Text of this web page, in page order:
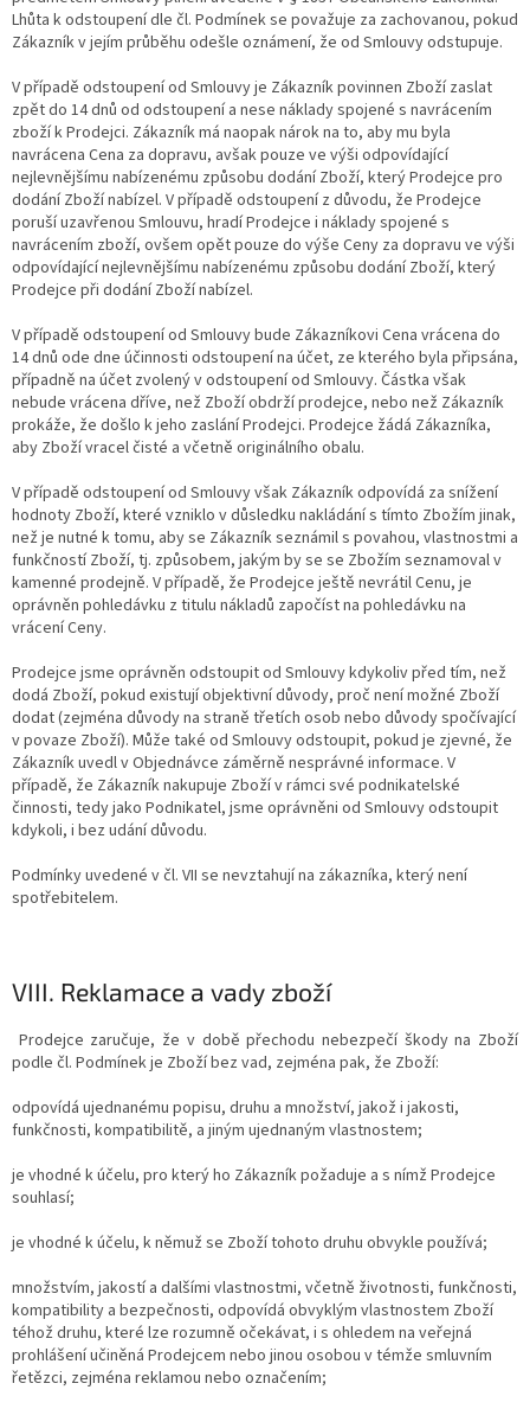
Lhůta k odstoupení dle čl. Podmínek se považuje za zachovanou, pokud
Zákazník v jejím průběhu odešle oznámení, že od Smlouvy odstupuje.
V případě odstoupení od Smlouvy je Zákazník povinnen Zboží zaslat
zpět do 14 dnů od odstoupení a nese náklady spojené s navrácením
zboží k Prodejci. Zákazník má naopak nárok na to, aby mu byla
navrácena Cena za dopravu, avšak pouze ve výši odpovídající
nejlevnějšímu nabízenému způsobu dodání Zboží, který Prodejce pro
dodání Zboží nabízel. V případě odstoupení z důvodu, že Prodejce
poruší uzavřenou Smlouvu, hradí Prodejce i náklady spojené s
navrácením zboží, ovšem opět pouze do výše Ceny za dopravu ve výši
odpovídající nejlevnějšímu nabízenému způsobu dodání Zboží, který
Prodejce při dodání Zboží nabízel.
V případě odstoupení od Smlouvy bude Zákazníkovi Cena vrácena do
14 dnů ode dne účinnosti odstoupení na účet, ze kterého byla připsána,
případně na účet zvolený v odstoupení od Smlouvy. Částka však
nebude vrácena dříve, než Zboží obdrží prodejce, nebo než Zákazník
prokáže, že došlo k jeho zaslání Prodejci. Prodejce žádá Zákazníka,
aby Zboží vracel čisté a včetně originálního obalu.
V případě odstoupení od Smlouvy však Zákazník odpovídá za snížení
hodnoty Zboží, které vzniklo v důsledku nakládání s tímto Zbožím jinak,
než je nutné k tomu, aby se Zákazník seznámil s povahou, vlastnostmi a
funkčností Zboží, tj. způsobem, jakým by se se Zbožím seznamoval v
kamenné prodejně. V případě, že Prodejce ještě nevrátil Cenu, je
oprávněn pohledávku z titulu nákladů započíst na pohledávku na
vrácení Ceny.
Prodejce jsme oprávněn odstoupit od Smlouvy kdykoliv před tím, než
dodá Zboží, pokud existují objektivní důvody, proč není možné Zboží
dodat (zejména důvody na straně třetích osob nebo důvody spočívající
v povaze Zboží). Může také od Smlouvy odstoupit, pokud je zjevné, že
Zákazník uvedl v Objednávce záměrně nesprávné informace. V
případě, že Zákazník nakupuje Zboží v rámci své podnikatelské
činnosti, tedy jako Podnikatel, jsme oprávněni od Smlouvy odstoupit
kdykoli, i bez udání důvodu.
Podmínky uvedené v čl. VII se nevztahují na zákazníka, který není
spotřebitelem.
VIII. Reklamace a vady zboží
Prodejce zaručuje, že v době přechodu nebezpečí škody na Zboží
podle čl. Podmínek je Zboží bez vad, zejména pak, že Zboží:
odpovídá ujednanému popisu, druhu a množství, jakož i jakosti,
funkčnosti, kompatibilitě, a jiným ujednaným vlastnostem;
je vhodné k účelu, pro který ho Zákazník požaduje a s nímž Prodejce
souhlasí;
je vhodné k účelu, k němuž se Zboží tohoto druhu obvykle používá;
množstvím, jakostí a dalšími vlastnostmi, včetně životnosti, funkčnosti,
kompatibility a bezpečnosti, odpovídá obvyklým vlastnostem Zboží
téhož druhu, které lze rozumně očekávat, i s ohledem na veřejná
prohlášení učiněná Prodejcem nebo jinou osobou v témže smluvním
řetězci, zejména reklamou nebo označením;